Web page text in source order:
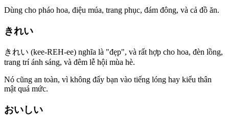
Dùng cho pháo hoa, điệu múa, trang phục, đám đông, và cả đồ ăn.
きれい
きれい (kee-REH-ee) nghĩa là "đẹp", và rất hợp cho hoa, đèn lồng,
trang trí ánh sáng, và đêm lễ hội mùa hè.
Nó cũng an toàn, vì không đẩy bạn vào tiếng lóng hay kiểu thân
mật quá mức.
おいしい